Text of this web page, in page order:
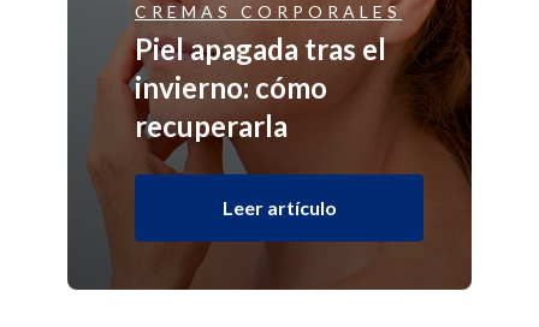
CREMAS CORPORALES
Piel apagada tras el
invierno: cómo
recuperarla
Leer artículo